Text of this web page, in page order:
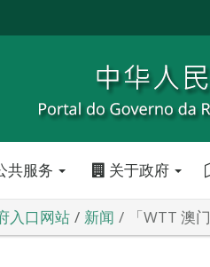
共服务 关于政府
入口网站 新闻 「WTT 澳